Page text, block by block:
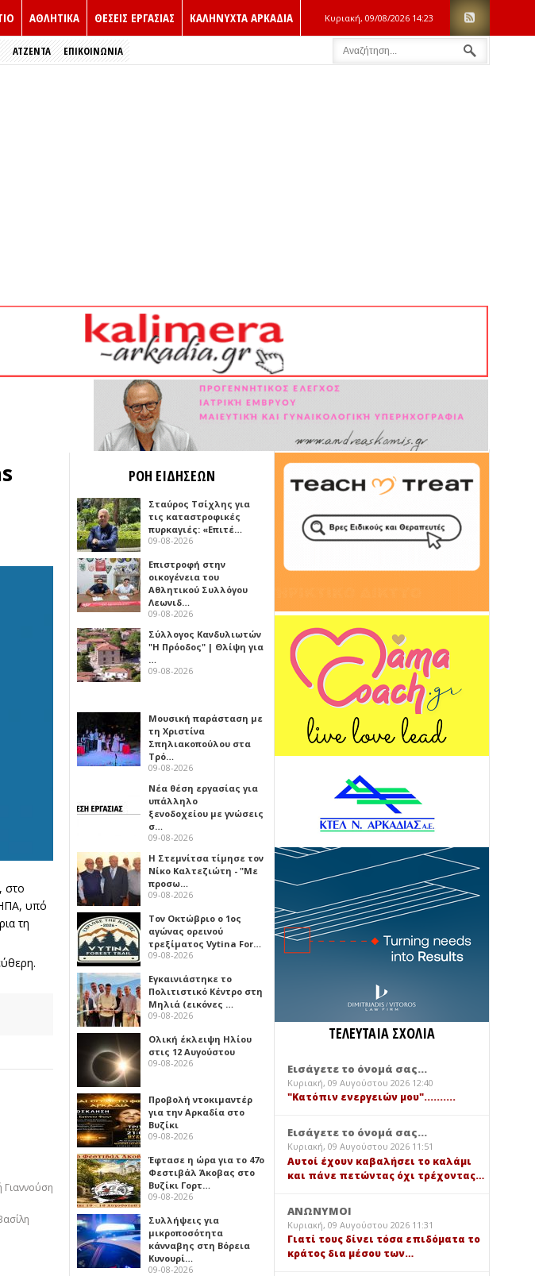
ΑΘΛΗΤΙΚΑ ΘΕΣΕΙΣ ΕΡΓΑΣΙΑΣ ΚΑΛΗΝΥΧΤΑ ΑΡΚΑΔΙΑ Κυριακή, 09/08/2026 14:23
ΑΤΖΕΝΤΑ ΕΠΙΚΟΙΝΩΝΙΑ
στο
υπό
τη
Γιαννούση
ΡΟΗ ΕΙΔΗΣΕΩΝ
Σταύρος Τσίχλης για
τις καταστροφικές
πυρκαγιές: «Επιτέ…
09-08-2026
Επιστροφή στην
οικογένεια του
Αθλητικού Συλλόγου
Λεωνιδ…
09-08-2026
Σύλλογος Κανδυλιωτών
"Η Πρόοδος" | Θλίψη για
…
09-08-2026
Μουσική παράσταση με
τη Χριστίνα
Σπηλιακοπούλου στα
Τρό…
09-08-2026
Νέα θέση εργασίας για
υπάλληλο
ξενοδοχείου με γνώσεις
σ…
09-08-2026
Η Στεμνίτσα τίμησε τον
Νίκο Καλτεζιώτη - "Με
προσω…
09-08-2026
Τον Οκτώβριο ο 1ος
αγώνας ορεινού
τρεξίματος Vytina For…
09-08-2026
Εγκαινιάστηκε το
Πολιτιστικό Κέντρο στη
Μηλιά (εικόνες …
09-08-2026
Ολική έκλειψη Ηλίου
στις 12 Αυγούστου
09-08-2026
Προβολή ντοκιμαντέρ
για την Αρκαδία στο
Βυζίκι
09-08-2026
Έφτασε η ώρα για το 47ο
Φεστιβάλ Άκοβας στο
Βυζίκι Γορτ…
09-08-2026
Συλλήψεις για
μικροποσότητα
κάνναβης στη Βόρεια
Κυνουρί…
09-08-2026
ΤΕΛΕΥΤΑΙΑ ΣΧΟΛΙΑ
Εισάγετε το όνομά σας...
Κυριακή, 09 Αυγούστου 2026 12:40
"Κατόπιν ενεργειών μου"..........
Εισάγετε το όνομά σας...
Κυριακή, 09 Αυγούστου 2026 11:51
Αυτοί έχουν καβαλήσει το καλάμι
και πάνε πετώντας όχι τρέχοντας…
ΑΝΩΝΥΜΟΙ
Κυριακή, 09 Αυγούστου 2026 11:31
Γιατί τους δίνει τόσα επιδόματα το
κράτος δια μέσου των…